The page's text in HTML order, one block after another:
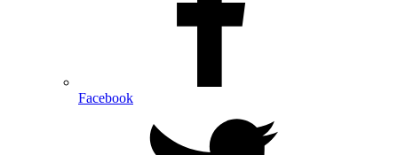
Facebook